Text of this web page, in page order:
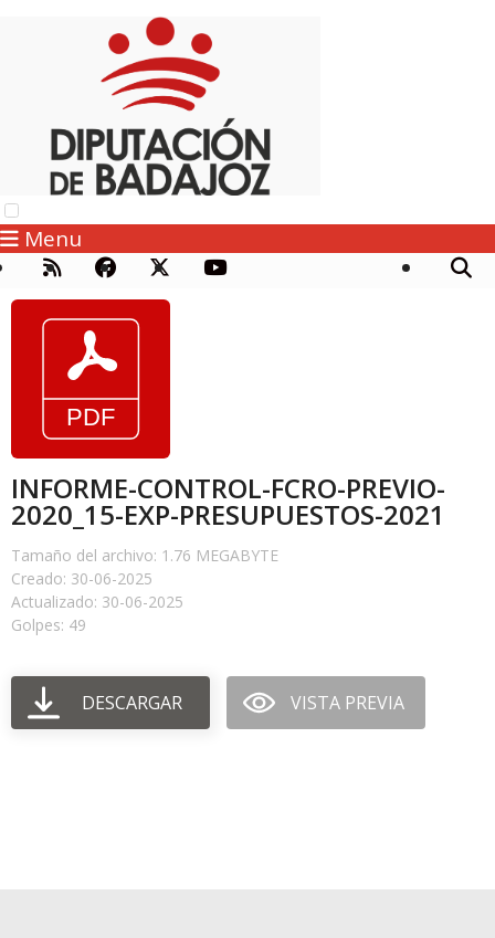
Menu
INFORME-CONTROL-FCRO-PREVIO-
2020_15-EXP-PRESUPUESTOS-2021
Tamaño del archivo: 1.76 MEGABYTE
Creado: 30-06-2025
Actualizado: 30-06-2025
Golpes: 49
DESCARGAR VISTA PREVIA